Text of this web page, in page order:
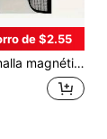
de $2.55
efectiva contra mosquitos, ideal para uso interior/exterior, mosquitera